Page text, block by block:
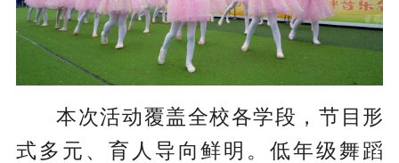
本次活动覆盖全校各学段，节目形
式多元、育人导向鲜明。低年级舞蹈